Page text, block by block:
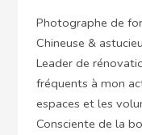
Photographe de
Chineuse &
Leader de
fréquents à mon
espaces et les
Consciente de la